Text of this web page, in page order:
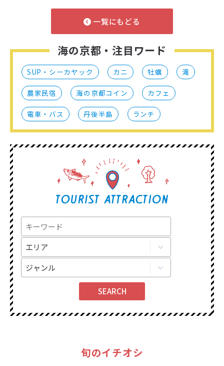
一覧にもどる
海の京都・注目ワード
SUP・シーカヤック カニ 牡蠣 滝
農家民宿 海の京都コイン カフェ
電車・バス 丹後半島 ランチ
旬のイチオシ